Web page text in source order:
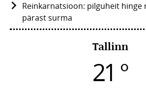
Reinkarnatsioon: pilguheit hinge
pärast surma
Tallinn
21 °